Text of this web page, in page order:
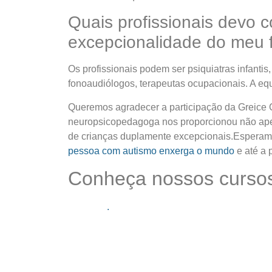
Quais profissionais devo
excepcionalidade do meu
Os profissionais podem ser psiquiatras
fonoaudiólogos, terapeutas ocupacionais. A
Queremos agradecer a participação da
neuropsicopedagoga nos proporcionou não
de crianças duplamente
pessoa com autismo enxerga o mundo e até a
Conheça nossos
.